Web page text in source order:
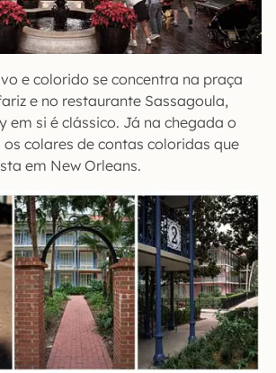
e colorido se concentra na praça
e no restaurante Sassagoula,
em si é clássico. Já na chegada o
colares de contas coloridas que
em New Orleans.